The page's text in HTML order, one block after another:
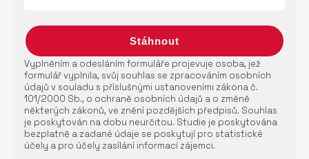
Vyplněním a odesláním formuláře projevuje osoba, jež
formulář vyplnila, svůj souhlas se zpracováním osobních
údajů v souladu s příslušnými ustanoveními zákona č.
101/2000 Sb., o ochraně osobních údajů a o změně
některých zákonů, ve znění pozdějších předpisů. Souhlas
je poskytován na dobu neurčitou. Studie je poskytována
bezplatně a zadané údaje se poskytují pro statistické
účely a pro účely zasílání informací zájemci.